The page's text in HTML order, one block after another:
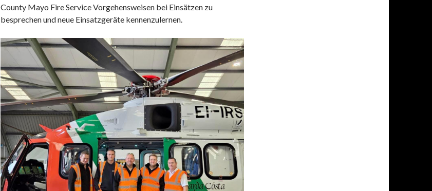
County Mayo Fire Service Vorgehensweisen bei Einsätzen zu
besprechen und neue Einsatzgeräte kennenzulernen.